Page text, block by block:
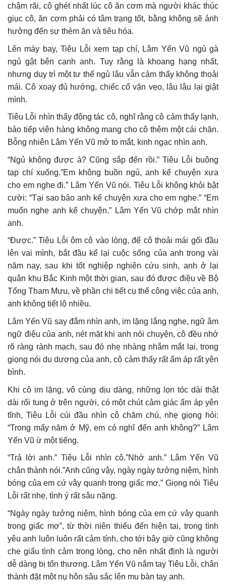
chậm rãi, cô ghét nhất lúc cô ăn cơm mà người khác thúc
giục cô, ăn cơm phải có tâm trạng tốt, bằng không sẽ ảnh
hưởng đến sự thèm ăn và tiêu hóa.
Lên máy bay, Tiêu Lỗi xem tạp chí, Lâm Yến Vũ ngủ gà
ngủ gật bên cạnh anh. Tuy rằng là khoang hạng nhất,
nhưng duy trì một tư thế ngủ lâu vẫn cảm thấy không thoải
mái. Cô xoay đủ hướng, chiếc cổ vặn vẹo, lâu lâu lại giật
mình.
Tiêu Lỗi nhìn thấy động tác cô, nghĩ rằng cô cảm thấy lạnh,
bảo tiếp viên hàng không mang cho cô thêm một cái chăn.
Bỗng nhiên Lâm Yến Vũ mở to mắt, kinh ngạc nhìn anh.
“Ngủ không được à? Cũng sắp đến rồi.” Tiêu Lỗi buông
tạp chí xuống.”Em không buồn ngủ, anh kể chuyện xưa
cho em nghe đi.” Lâm Yến Vũ nói. Tiêu Lỗi không khỏi bật
cười: “Tại sao bảo anh kể chuyện xưa cho em nghe.” “Em
muốn nghe anh kể chuyện.” Lâm Yến Vũ chớp mắt nhìn
anh.
“Được.” Tiêu Lỗi ôm cô vào lòng, để cô thoải mái gối đầu
lên vai mình, bắt đầu kể lại cuộc sống của anh trong vài
năm nay, sau khi tốt nghiệp nghiên cứu sinh, anh ở lại
quân khu Bắc Kinh một thời gian, sau đó được điều về Bộ
Tổng Tham Mưu, về phần chi tiết cụ thể công việc của anh,
anh không tiết lộ nhiều.
Lâm Yến Vũ say đắm nhìn anh, im lặng lắng nghe, ngữ âm
ngữ điệu của anh, nét mặt khi anh nói chuyện, cô đều nhớ
rõ ràng rành mạch, sau đó nhẹ nhàng nhắm mắt lại, trong
giọng nói du dương của anh, cô cảm thấy rất ấm áp rất yên
bình.
Khi cô im lặng, vô cùng dịu dàng, những lọn tóc dài thật
dài rối tung ở trên người, có một chút cảm giác ấm áp yên
tĩnh, Tiêu Lỗi cúi đầu nhìn cô chăm chú, nhẹ giọng hỏi:
“Trong mấy năm ở Mỹ, em có nghĩ đến anh không?” Lâm
Yến Vũ ừ một tiếng.
“Trả lời anh.” Tiêu Lỗi nhìn cô.”Nhớ anh.” Lâm Yến Vũ
chân thành nói.”Anh cũng vậy, ngày ngày tưởng niệm, hình
bóng của em cứ vây quanh trong giấc mơ.” Giọng nói Tiêu
Lỗi rất nhẹ, tình ý rất sâu nặng.
“Ngày ngày tưởng niệm, hình bóng của em cứ vây quanh
trong giấc mơ”, từ thời niên thiếu đến hiện tại, trong tình
yêu anh luôn luôn rất cảm tính, cho tới bây giờ cũng không
che giấu tình cảm trong lòng, cho nên nhất định là người
dễ dàng bị tổn thương. Lâm Yến Vũ nắm tay Tiêu Lỗi, chân
thành đặt một nụ hôn sâu sắc lên mu bàn tay anh.